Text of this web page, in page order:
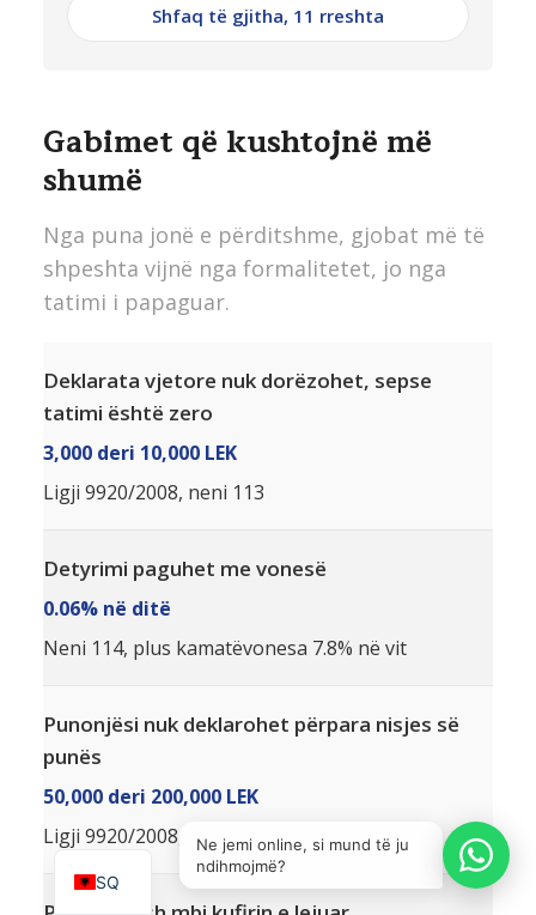
Shfaq të gjitha, 11 rreshta
Gabimet që kushtojnë më
shumë
Nga puna jonë e përditshme, gjobat më të
shpeshta vijnë nga formalitetet, jo nga
tatimi i papaguar.
Deklarata vjetore nuk dorëzohet, sepse
tatimi është zero
3,000 deri 10,000 LEK
Ligji 9920/2008, neni 113
Detyrimi paguhet me vonesë
0.06% në ditë
Neni 114, plus kamatëvonesa 7.8% në vit
Punonjësi nuk deklarohet përpara nisjes së
punës
50,000 deri 200,000 LEK
Ligji 9920/2008, neni 119
SQ
EN
IT
Ne jemi online, si mund të ju
ndihmojmë?